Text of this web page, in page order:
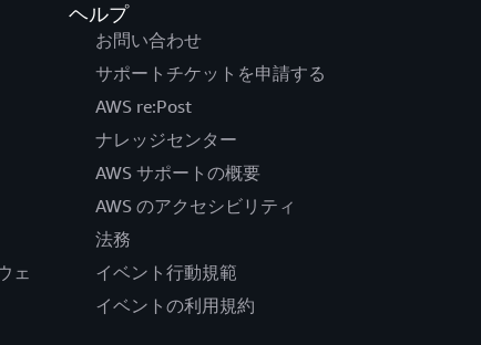
ェ
ヘルプ
お問い合わせ
サポートチケットを申請する
AWS re:Post
ナレッジセンター
AWS サポートの概要
AWS のアクセシビリティ
法務
イベント行動規範
イベントの利用規約